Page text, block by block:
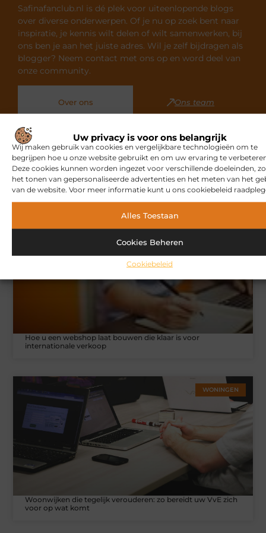
Uw privacy is voor ons belangrijk
Wij maken gebruik van cookies en vergelijkbare technologieën om te
begrijpen hoe u onze website gebruikt en om uw ervaring te
Deze cookies kunnen worden ingezet voor verschillende doeleinden,
het tonen van gepersonaliseerde advertenties en het meten van het
van de website. Voor meer informatie kunt u ons cookiebeleid
Alles Toestaan
Cookies Beheren
Cookiebeleid
Safinafanclub.nl is dé plek voor uiteenlopende blogs
over diverse onderwerpen. Of je nu op zoek bent naar
inspiratie, je kennis wilt delen of wilt samenwerken, bij
ons ben je aan het juiste adres. Wil je zelf bijdragen als
blogger? Neem contact met ons op en word deel van
onze community.
Over ons Ons team
Gerelateerde artikelendie u
mogelijk interesseren
MARKETING
Hoe u een webshop laat bouwen die klaar is voor
internationale verkoop
WONINGEN
Woonwijken die tegelijk verouderen: zo bereidt uw VvE zich
voor op wat komt